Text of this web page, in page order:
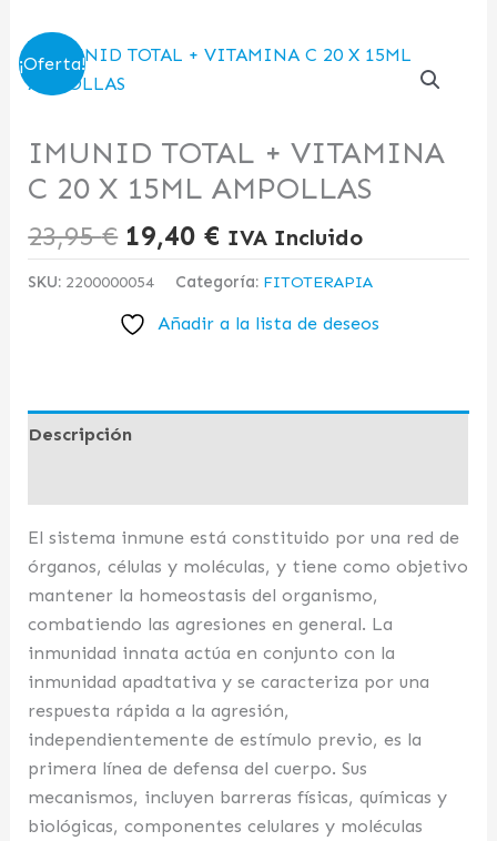
¡Oferta!
IMUNID TOTAL + VITAMINA
C 20 X 15ML AMPOLLAS
23,95€
El
era:
23,95 €.
19,40 €
El
es:
19,40 €.
IVA Incluido
SKU: 2200000054 Categoría: FITOTERAPIA
Añadir a la lista de deseos
Descripción
El sistema inmune está constituido por una red de
órganos, células y moléculas, y tiene como objetivo
mantener la homeostasis del organismo,
combatiendo las agresiones en general. La
inmunidad innata actúa en conjunto con la
inmunidad apadtativa y se caracteriza por una
respuesta rápida a la agresión,
independientemente de estímulo previo, es la
primera línea de defensa del cuerpo. Sus
mecanismos, incluyen barreras físicas, químicas y
biológicas, componentes celulares y moléculas